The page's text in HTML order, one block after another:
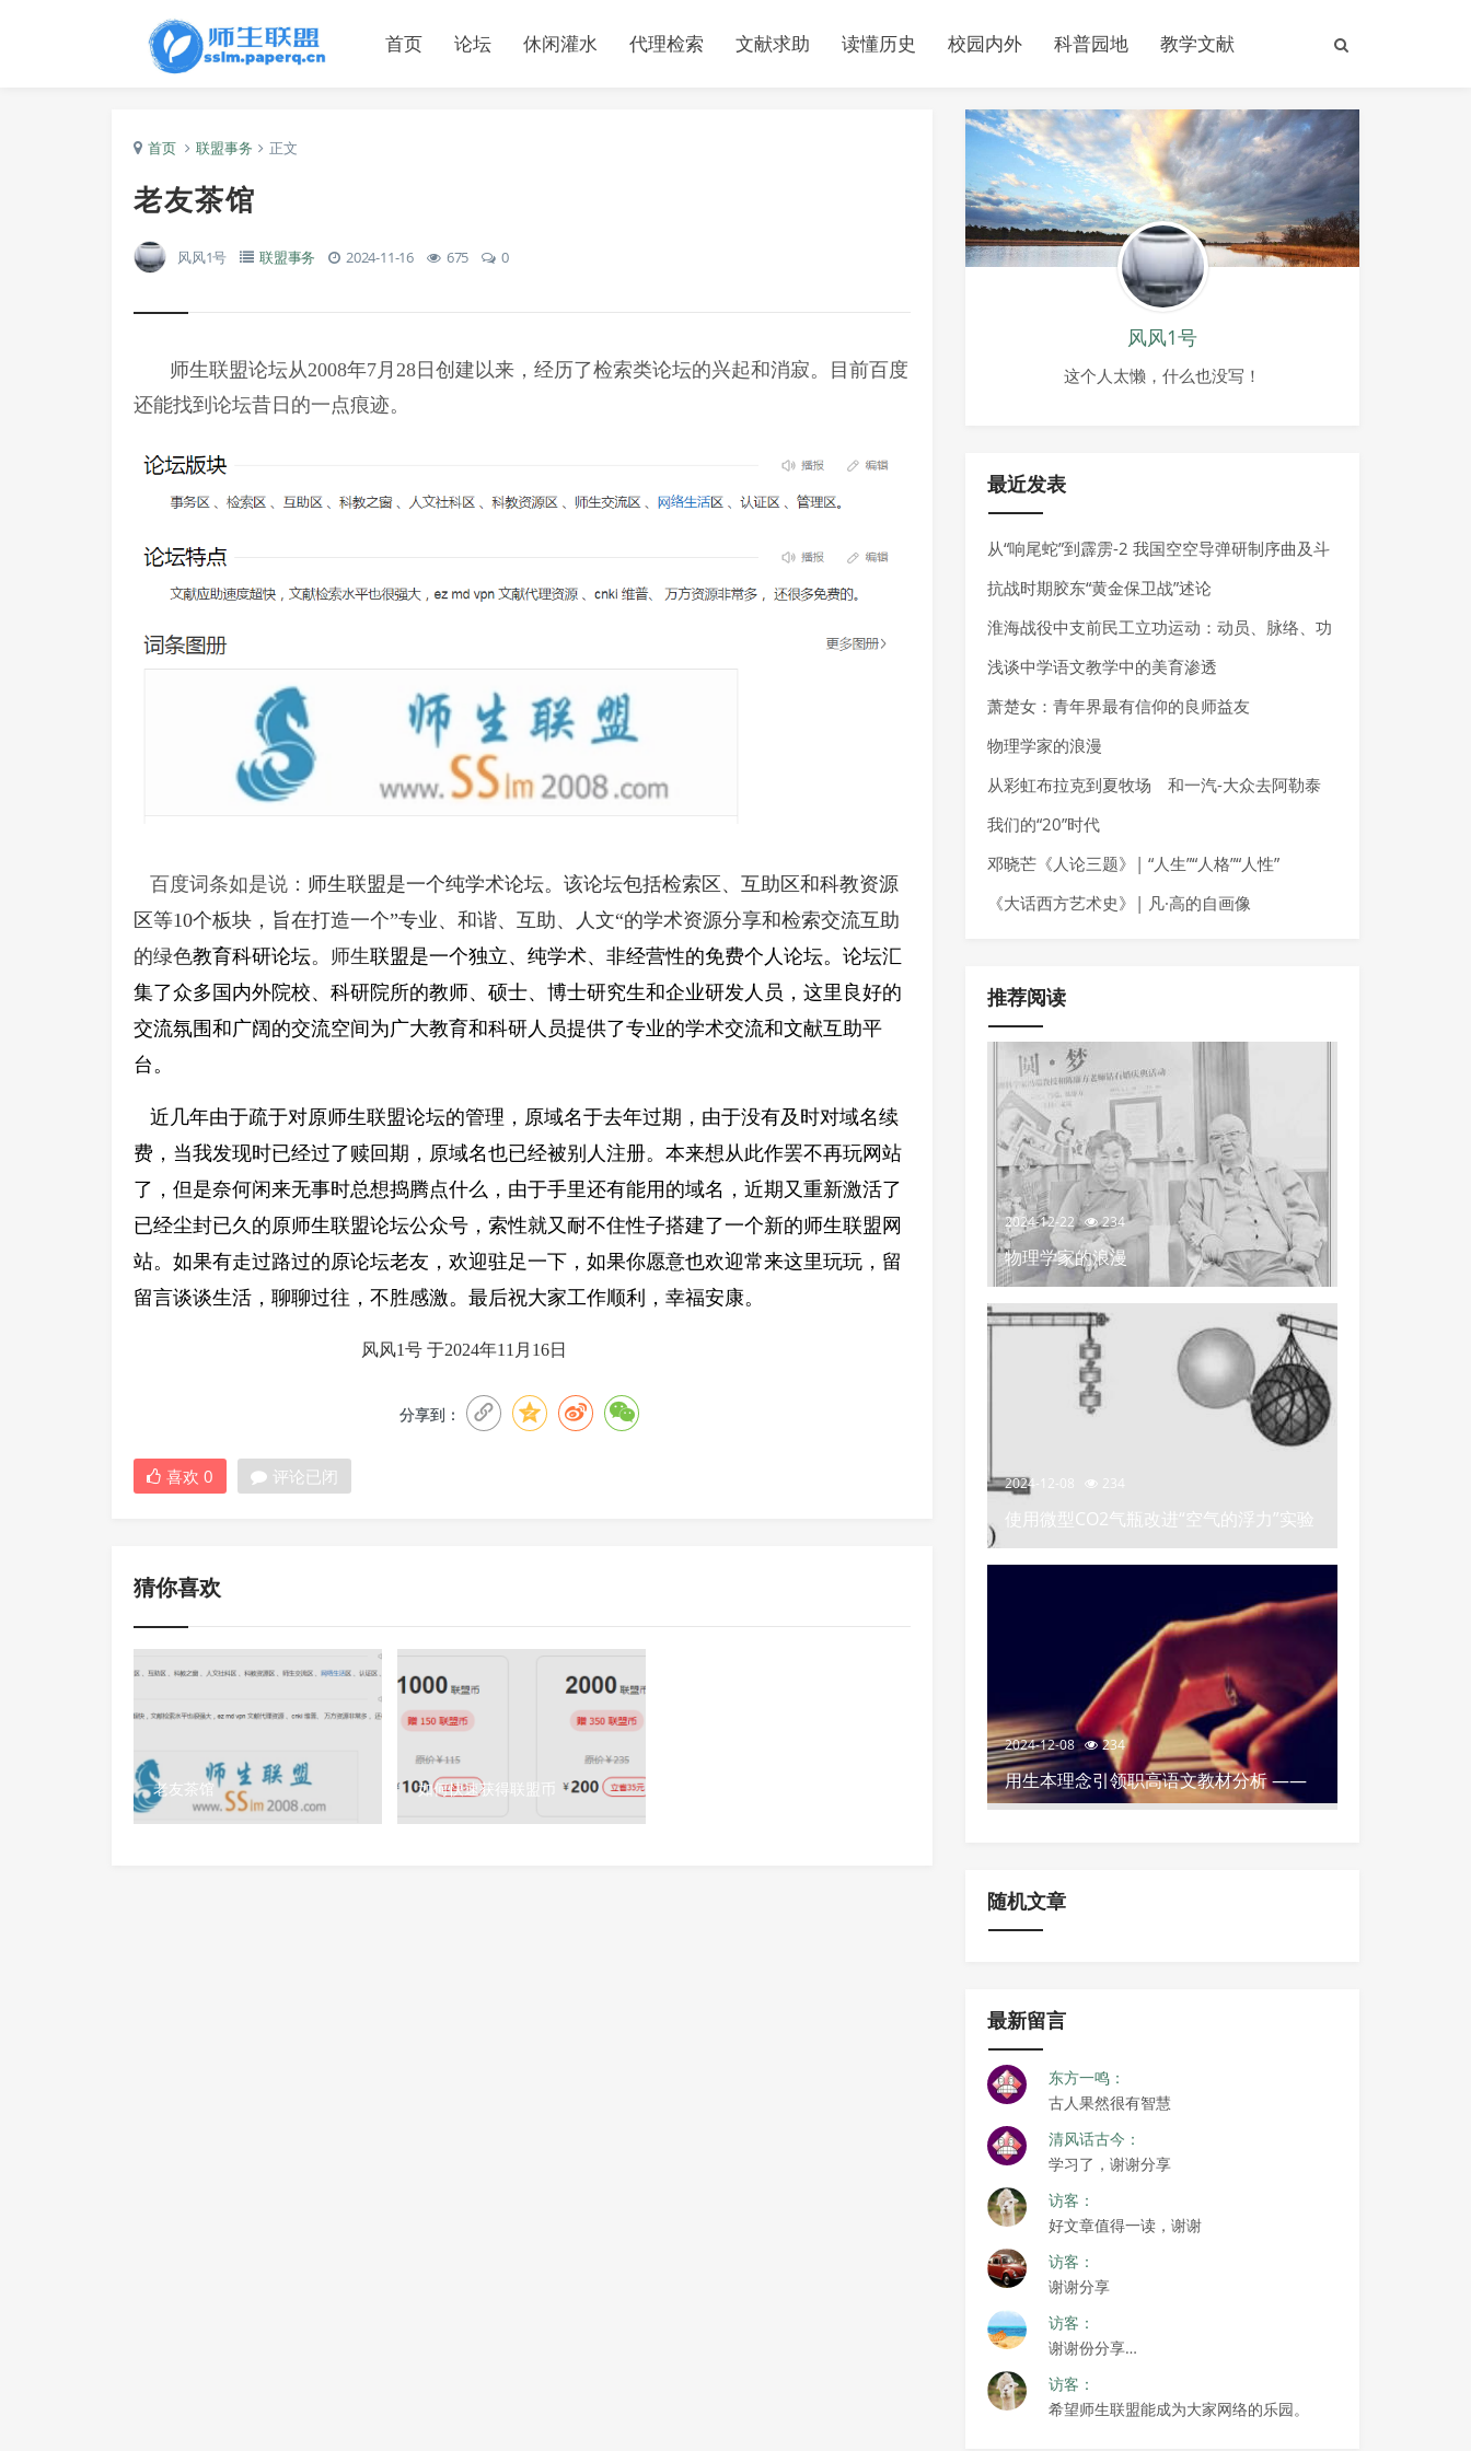
首页 论坛 休闲灌水 代理检索 文献求助 读懂历史 校园内外 科普园地 教学文献
首页 联盟事务 正文
老友茶馆
风风1号 联盟事务 2024-11-16 675 0
师生联盟论坛从2008年7月28日创建以来，经历了检索类论坛的兴起和消寂。目前百度
还能找到论坛昔日的一点痕迹。
百度词条如是说： 师生联盟是一个纯学术论坛。该论坛包括检索区、互助区和科教资源
区等10个板块，旨在打造一个”专业、和谐、互助、人文“的学术资源分享和检索交流互助
的绿色教育科研论坛。师生联盟是一个独立、纯学术、非经营性的免费个人论坛。论坛汇
集了众多国内外院校、科研院所的教师、硕士、博士研究生和企业研发人员，这里良好的
交流氛围和广阔的交流空间为广大教育和科研人员提供了专业的学术交流和文献互助平
台。
近几年由于疏于对原师生联盟论坛的管理，原域名于去年过期，由于没有及时对域名续
费，当我发现时已经过了赎回期，原域名也已经被别人注册。本来想从此作罢不再玩网站
了，但是奈何闲来无事时总想捣腾点什么，由于手里还有能用的域名，近期又重新激活了
已经尘封已久的原师生联盟论坛公众号，索性就又耐不住性子搭建了一个新的师生联盟网
站。如果有走过路过的原论坛老友，欢迎驻足一下，如果你愿意也欢迎常来这里玩玩，留
留言谈谈生活，聊聊过往，不胜感激。最后祝大家工作顺利，幸福安康。
风风1号 于2024年11月16日
分享到：
喜欢 0 评论已闭
猜你喜欢
老友茶馆 如何快速获得联盟币
风风1号
这个人太懒，什么也没写！
最近发表
从“响尾蛇”到霹雳-2 我国空空导弹研制序曲及斗
争
抗战时期胶东“黄金保卫战”述论
淮海战役中支前民工立功运动：动员、脉络、功
效
浅谈中学语文教学中的美育渗透
萧楚女：青年界最有信仰的良师益友
物理学家的浪漫
从彩虹布拉克到夏牧场 和一汽-大众去阿勒泰
我们的“20”时代
邓晓芒《人论三题》| “人生”“人格”“人性”
《大话西方艺术史》| 凡·高的自画像
推荐阅读
2024-12-22 234
物理学家的浪漫
2024-12-08 234
使用微型CO2气瓶改进“空气的浮力”实验
2024-12-08 234
用生本理念引领职高语文教材分析 ——
以《鸿门宴》课文解析为例
随机文章
最新留言
东方一鸣：
古人果然很有智慧
清风话古今：
学习了，谢谢分享
访客：
好文章值得一读，谢谢
访客：
谢谢分享
访客：
谢谢份分享…
访客：
希望师生联盟能成为大家网络的乐园。